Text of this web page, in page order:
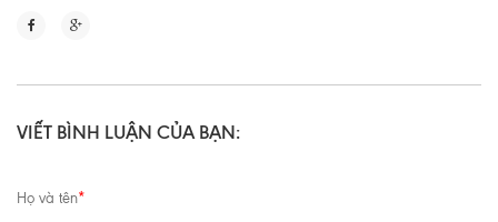
VIẾT BÌNH LUẬN CỦA BẠN:
Họ và tên*